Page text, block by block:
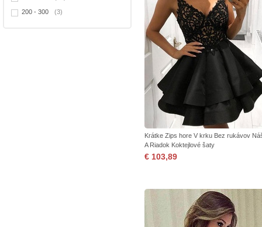
200 - 300 (3)
Krátke Zips hore V krku Bez rukávov
A Riadok Koktejlové šaty
€ 103,89